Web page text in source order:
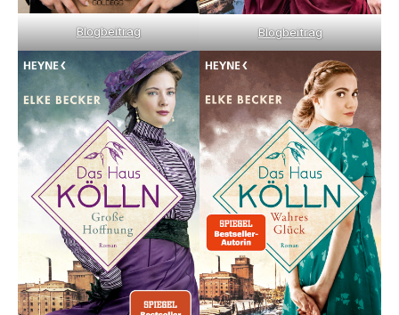
Blogbeitrag Blogbeitrag